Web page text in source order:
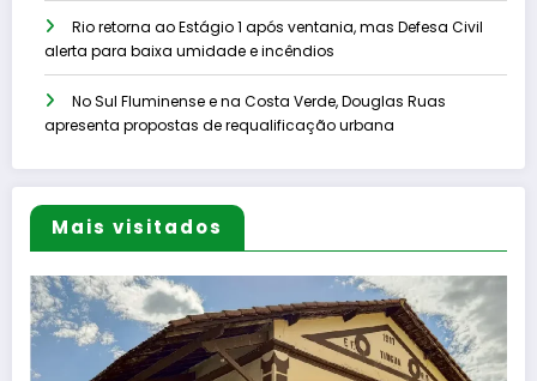
Rio retorna ao Estágio 1 após ventania, mas Defesa Civil
alerta para baixa umidade e incêndios
No Sul Fluminense e na Costa Verde, Douglas Ruas
apresenta propostas de requalificação urbana
Mais visitados